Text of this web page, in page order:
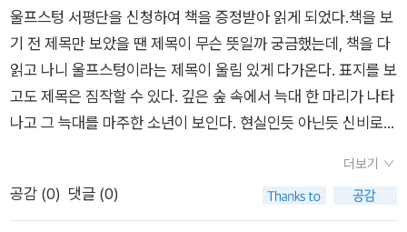
며, 말이 억압의 도구가 아니라 자유를 위한 무기가 될 수 있음을
증명합니다.책 속에서 늑대와 여우는 서로 대비되는 두 가지 가치
관을 상징합니다.- 늑대(아이센그림, 허센트)본능적으로 자유를
추구하며, 계급이나 권력에 얽매이지 않습니다.인간의 언어를 배
우지 않고, 그들만의 방식으로 살아가려 합니다.- 여우(레이너드,
력을 추구합니다.늑대들을 노예로 삼아 자신들의 도시 '어스'를
건설합니다.이러한 대비는 문명이 자연을 지배하려는 욕망과, 자
연이 자유를 지키려는 본능 사이의 갈등을 보여줍니다.📌'늑대들
허센트의 새끼를 숨겨놓은 곳까지 가는 동안 배신자 때문에 위험
에 처하기도 하고, 레이어드의 휘하에서 나온 반동세력이 아이센
그림을 도와주기도 한다.마지막 관문은 레이어드와 사일러스가
원형무대 그레이트홀에서 펼치는 토론이다. 레이너드는 동물을
착취하는 인간을 독재자로 규정하면서 단죄하겠다고 말하는데
위해 사일러스를 죽이겠다고 한다. 여기서 사일러스는 말을 더듬
지 않으며 당당하게 논리적으로 연설했다. 여우의 모순을 반박하
며 언어로 대상을 규정할 수 없음을 설파한다. 늑대는 늑대만의
기 인데요...독재자 여우 레이너드가 늑대들을 노예로 부리며지하
도시를 건설하고 늑대들의 마지막 생존자 아이센그림과 허센트...
낯설고 위험한 세계에늑대들의 대변자 울프스텅으로 거듭나며
내면적 성장을 합니다....말의 힘과 상처를 섬세하게 다루고 있고
언어가 자아 인식에 미치는 영향이정말 크다는걸 또 한번 느낍니
다.....울프스텅은 현실과 환상세계를 넘나드는판타지 동화로,...
따뜻한 울림이 있습니다....아이들 뿐만 아니라어른이 읽어도 너
울프스텅 서평단을 신청하여 책을 증정받아 읽게 되었다.책을 보
기 전 제목만 보았을 땐 제목이 무슨 뜻일까 궁금했는데, 책을 다
읽고 나니 울프스텅이라는 제목이 울림 있게 다가온다. 표지를 보
고도 제목은 짐작할 수 있다. 깊은 숲 속에서 늑대 한 마리가 나타
나고 그 늑대를 마주한 소년이 보인다. 현실인듯 아닌듯 신비로워
움이라는 단어를 여우들에게 배우기 전에는 무엇이 슬픔이고 두
려움인지 알지 못했다. 하지만 이제는 알 뿐 아니라 느낄 수도 있
더보기
공감 (0) 댓글 (0)